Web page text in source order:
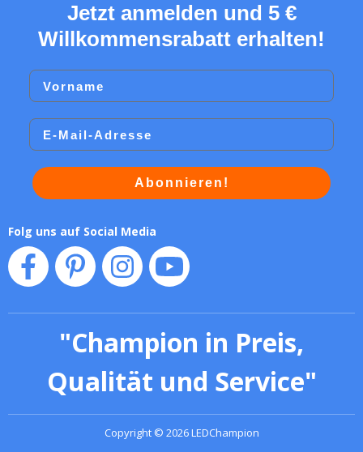
Jetzt anmelden und 5 €
Willkommensrabatt erhalten!
Vorname
Email
Abonnieren!
Folg uns auf Social Media
"Champion in Preis,
Qualität und Service"
Copyright© 2026LEDChampion